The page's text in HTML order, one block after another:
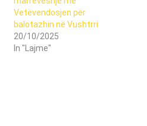
Vetëvendosjen për
balotazhin në Vushtrri
20/10/2025
In "Lajme"